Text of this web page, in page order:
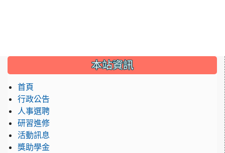
::: 本站資訊
首頁
行政公告
人事選聘
研習進修
活動訊息
獎助學金